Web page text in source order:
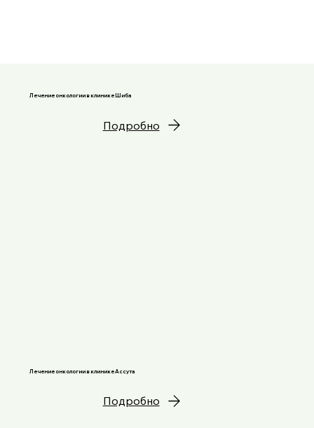
Лечение онкологии в клинике Шиба
Подробно
Лечение онкологии в клинике Ассута
Подробно